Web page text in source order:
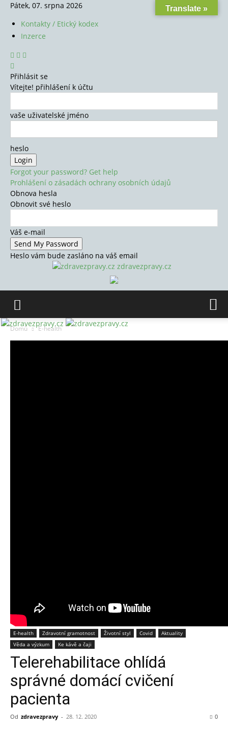
Pátek, 07. srpna 2026
Kontakty / Etický kodex
Inzerce
Přihlásit se
Vítejte! přihlášení k účtu
vaše uživatelské jméno
heslo
Forgot your password? Get help
Prohlášení o zásadách ochrany osobních údajů
Obnova hesla
Obnovit své heslo
Váš e-mail
Heslo vám bude zasláno na váš email
zdravezpravy.cz
Domů E-health
E-health Zdravotní gramotnost Životní styl Covid
Aktuality
Věda a výzkum
Ke kávě a čaji
Telerehabilitace ohlídá
správné domácí cvičení
pacienta
Od zdravezpravy - 28. 12. 2020 0
Translate »